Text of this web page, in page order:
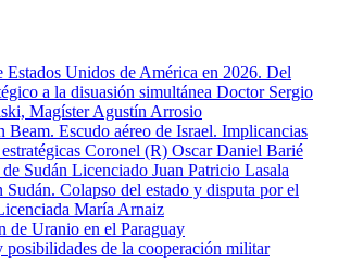
Estados Unidos de América en 2026. Del
a la disuasión simultánea Doctor Sergio
Magíster Agustín Arrosio
Beam. Escudo aéreo de Israel. Implicancias
Coronel (R) Oscar Daniel Barié
Sudán Licenciado Juan Patricio Lasala
Colapso del estado y disputa por el
María Arnaiz
de Uranio en el Paraguay
de la cooperación militar